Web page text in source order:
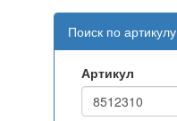
Поиск по артикулу
Артикул